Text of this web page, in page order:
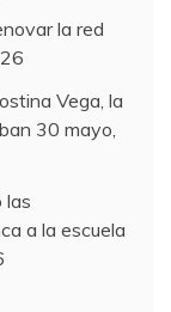
la red
Vega, la
30 mayo,
las
a la escuela